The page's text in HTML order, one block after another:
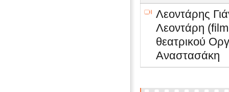
Λεοντάρης
Λεοντάρη
θεατρικού
Αναστασάκη